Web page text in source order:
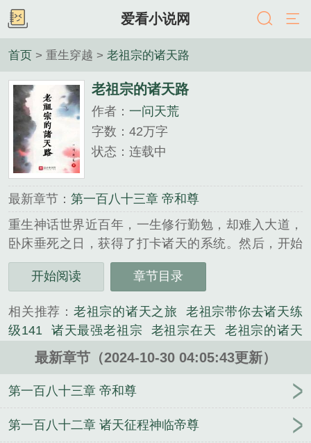
爱看小说网
首页 > 重生穿越 > 老祖宗的诸天路
老祖宗的诸天路
作者： 一问天荒
字数：42万字
状态：连载中
最新章节： 第一百八十三章 帝和尊
重生神话世界近百年，一生修行勤勉，却难入大道，
卧床垂死之日，获得了打卡诸天的系统。然后，开始
了一段诸天老祖宗的求道之旅……穿越斗破，成了云
岚宗老宗主，刚来就脸接佛怒火莲。穿越莽荒，成了
老祖宗，看着刚刚杀到眼前的狠人大帝，默默不语。
穿越完美，成了火之国一脉的老祖宗，成为古......
《老祖宗的诸天路》是一问天荒精心创作的重生穿越
开始阅读 章节目录
相关推荐： 老祖宗的诸天之旅
老祖宗带你去诸天练
级141
诸天最强老祖宗 老祖宗在天
老祖宗的诸天
路 顾玄顾尘 老祖宗的诸天路 一问天荒 老祖宗在天
有灵免费阅读北京时间
老祖宗的诸天路最新章节
祖宗什么 老祖宗诸天行
老祖宗在天有灵起点中文
祖的诸天路123 诸天老祖宗123 老祖宗的在天之灵
最新章节（2024-10-30 04:05:43更新）
第一百八十三章 帝和尊
第一百八十二章 诸天征程神临帝尊